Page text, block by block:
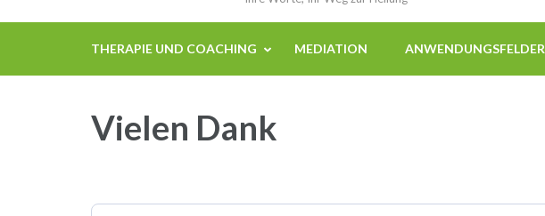
THERAPIE UND COACHING MEDIATION ANWENDUNGSFELDER
Vielen Dank